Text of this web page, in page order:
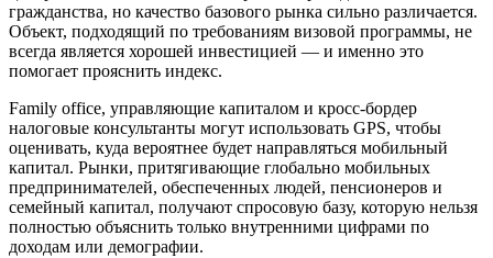
гражданства, но качество базового рынка сильно различается.
Объект, подходящий по требованиям визовой программы, не
всегда является хорошей инвестицией — и именно это
помогает прояснить индекс.
Family office, управляющие капиталом и кросс-бордер
налоговые консультанты могут использовать GPS, чтобы
оценивать, куда вероятнее будет направляться мобильный
капитал. Рынки, притягивающие глобально мобильных
предпринимателей, обеспеченных людей, пенсионеров и
семейный капитал, получают спросовую базу, которую нельзя
полностью объяснить только внутренними цифрами по
доходам или демографии.